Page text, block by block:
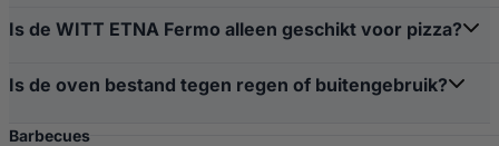
Is de WITT ETNA Fermo alleen geschikt voor pizza?
Is de oven bestand tegen regen of buitengebruik?
Barbecues